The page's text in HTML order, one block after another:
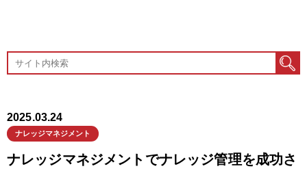
2025.03.24
ナレッジマネジメント
ナレッジマネジメントでナレッジ管理を成功さ